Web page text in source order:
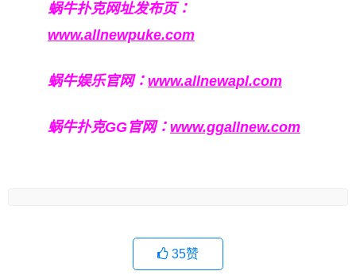
蜗牛扑克网址发布页：
www.allnewpuke.com
蜗牛娱乐官网： www.allnewapl.com
蜗牛扑克GG官网： www.ggallnew.com
35赞